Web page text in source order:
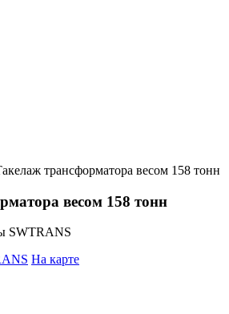
трансформатора весом 158 тонн
весом 158 тонн
SWTRANS
На карте